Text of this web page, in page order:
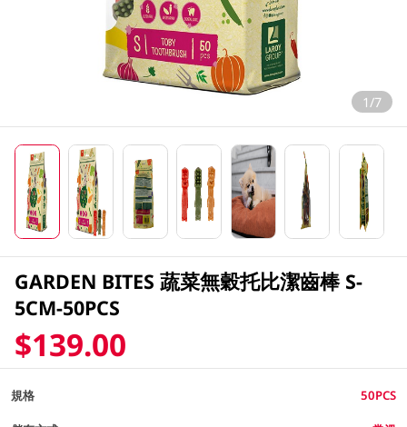
1/7
GARDEN BITES 蔬菜無穀托比潔齒棒 S-
5CM-50PCS
$139.00
規格 50PCS